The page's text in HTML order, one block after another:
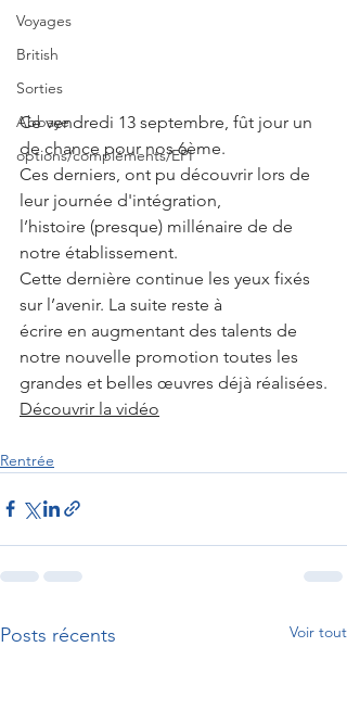
Voyages
British
Sorties
Abbaye
options/compléments/EPI
Ce vendredi 13 septembre, fût jour un
de chance pour nos 6ème.
Ces derniers, ont pu découvrir lors de
leur journée d'intégration,
l’histoire (presque) millénaire de de
notre établissement.
Cette dernière continue les yeux fixés
sur l’avenir. La suite reste à
écrire en augmentant des talents de
notre nouvelle promotion toutes les
grandes et belles œuvres déjà réalisées.
Découvrir la vidéo
Rentrée
Posts récents Voir tout